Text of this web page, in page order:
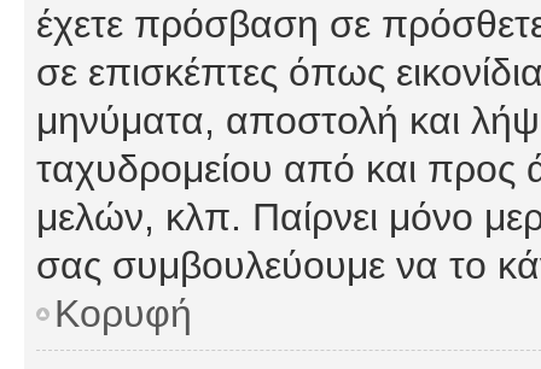
έχετε πρόσβαση σε
σε επισκέπτες όπως
μηνύματα, αποστολή και
ταχυδρομείου από και προς
μελών, κλπ. Παίρνει μόνο
σας συμβουλεύουμε να το
Κορυφή